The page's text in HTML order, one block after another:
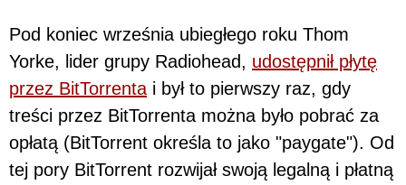
Pod koniec września ubiegłego roku Thom
Yorke, lider grupy Radiohead, udostępnił płytę
przez BitTorrenta i był to pierwszy raz, gdy
treści przez BitTorrenta można było pobrać za
opłatą (BitTorrent określa to jako "paygate"). Od
tej pory BitTorrent rozwijał swoją legalną i płatną